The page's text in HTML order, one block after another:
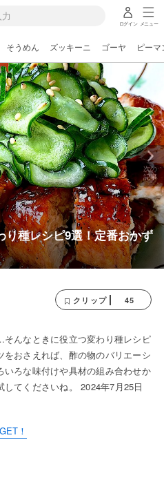
ログイン メニュー
そうめん ズッキーニ ゴーヤ ピーマ
り種レシピ9選！定番おかず
次の
記事
クリップ 45
んなときに役立つ変わり種レシピ
おさえれば、酢の物のバリエーシ
いろな味付けや具材の組み合わせか
てくださいね。 2024年7月25日
！